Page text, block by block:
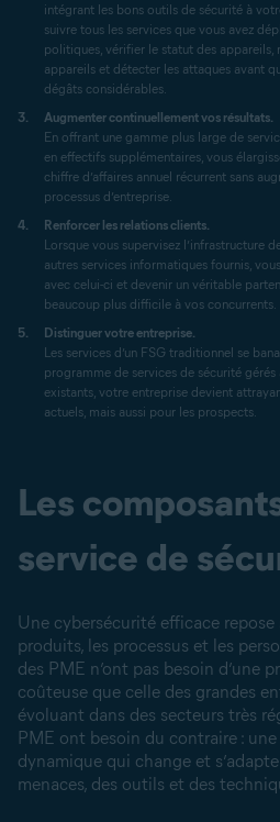
intégrant les bons outils de sécurité à
suivre tous les services que vous avez
politiques, vérifier le statut des appareils,
appareils et détecter les attaques avant
dégâts considérables.
Augmenter continuellement vos résultats.
En offrant une gamme plus large de
en effectifs supplémentaires, vous
chiffre d’affaires annuel récurrent sans
processus d’entreprise.
Renforcer les relations clients.
Lorsque vous supervisez l’infrastructure
autres services informatiques fournis,
avec celui-ci et devenir un véritable
beaucoup plus difficile à vos concurrents.
Distinguer votre entreprise.
Les services d’un FSG traditionnel se
programme de services de sécurité
existants, votre entreprise devient
actuels, mais aussi pour les prospects.
Les
service de
Une cybersécurité efficace repose
produits, les processus et les
des PME n’ont pas besoin d’une
coûteuse que celle des grandes
évoluant dans des secteurs très
PME ont besoin du contraire :
dynamique qui change et
menaces, des outils et des